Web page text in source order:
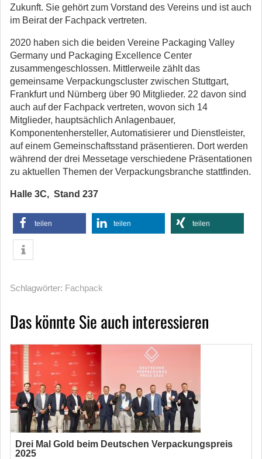
Zukunft. Sie gehört zum Vorstand des Vereins und ist auch
im Beirat der Fachpack vertreten.
2020 haben sich die beiden Vereine Packaging Valley
Germany und Packaging Excellence Center
zusammengeschlossen. Mittlerweile zählt das
gemeinsame Verpackungscluster zwischen Stuttgart,
Frankfurt und Nürnberg über 90 Mitglieder. 22 davon sind
auch auf der Fachpack vertreten, wovon sich 14
Mitglieder, hauptsächlich Anlagenbauer,
Komponentenhersteller, Automatisierer und Dienstleister,
auf einem Gemeinschaftsstand präsentieren. Dort werden
während der drei Messetage verschiedene Präsentationen
zu aktuellen Themen der Verpackungsbranche stattfinden.
Halle 3C, Stand 237
teilen teilen teilen
Schlagwörter: Fachpack
Das könnte Sie auch interessieren
Drei Mal Gold beim Deutschen Verpackungspreis
2025